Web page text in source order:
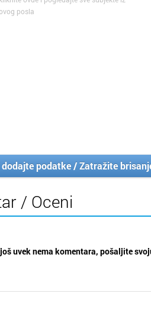
posla
podatke / Zatražite
/ Oceni
uvek nema komentara, pošaljite